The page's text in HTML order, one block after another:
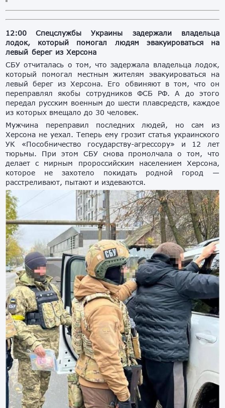
12:00
Спецслужбы Украины задержали владельца
лодок, который помогал людям эвакуироваться на
левый берег из Херсона
СБУ отчиталась о том, что задержала владельца лодок,
который помогал местным жителям эвакуироваться на
левый берег из Херсона. Его обвиняют в том, что он
переправлял якобы сотрудников ФСБ РФ. А до этого
передал русским военным до шести плавсредств, каждое
из которых вмещало до 30 человек.
Мужчина переправил последних людей, но сам из
Херсона не уехал. Теперь ему грозит статья украинского
УК «Пособничество государству-агрессору» и 12 лет
тюрьмы. При этом СБУ снова промолчала о том, что
делает с мирным пророссийским населением Херсона,
которое не захотело покидать родной город —
расстреливают, пытают и издеваются.